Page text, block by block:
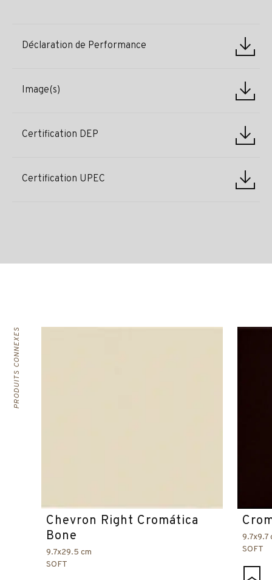
Déclaration de Performance
Image(s)
Certification DEP
Certification UPEC
PRODUITS CONNEXES
Chevron Right Cromática
Bone
9.7x29.5 cm
SOFT
9.7x9.7
SOFT